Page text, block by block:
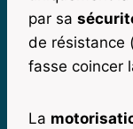
par sa
de résistance
fasse coincer
La